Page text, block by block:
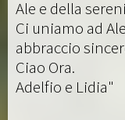
Ale e della
Ci uniamo ad
abbraccio
Ciao Ora.
Adelfio e Lidia"